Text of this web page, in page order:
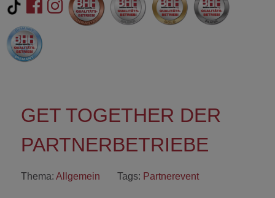
GET TOGETHER DER
PARTNERBETRIEBE
Thema: Allgemein Tags: Partnerevent